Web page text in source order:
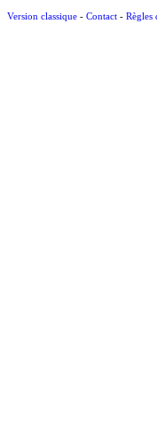
Version classique - Contact - Règles